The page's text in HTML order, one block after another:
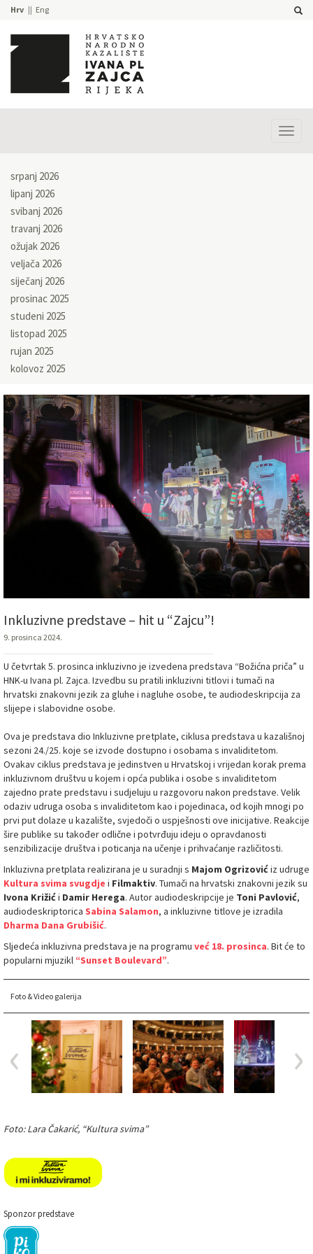
Hrv Eng
srpanj 2026
lipanj 2026
svibanj 2026
travanj 2026
ožujak 2026
veljača 2026
siječanj 2026
prosinac 2025
studeni 2025
listopad 2025
rujan 2025
kolovoz 2025
Inkluzivne predstave – hit u “Zajcu”!
9. prosinca 2024.
U četvrtak 5. prosinca inkluzivno je izvedena predstava “Božićna priča” u
HNK-u Ivana pl. Zajca. Izvedbu su pratili inkluzivni titlovi i tumači na
hrvatski znakovni jezik za gluhe i nagluhe osobe, te audiodeskripcija za
slijepe i slabovidne osobe.
Ova je predstava dio Inkluzivne pretplate, ciklusa predstava u kazališnoj
sezoni 24./25. koje se izvode dostupno i osobama s invaliditetom.
Ovakav ciklus predstava je jedinstven u Hrvatskoj i vrijedan korak prema
inkluzivnom društvu u kojem i opća publika i osobe s invaliditetom
zajedno prate predstavu i sudjeluju u razgovoru nakon predstave. Velik
odaziv udruga osoba s invaliditetom kao i pojedinaca, od kojih mnogi po
prvi put dolaze u kazalište, svjedoči o uspješnosti ove inicijative. Reakcije
šire publike su također odlične i potvrđuju ideju o opravdanosti
senzibilizacije društva i poticanja na učenje i prihvaćanje različitosti.
Inkluzivna pretplata realizirana je u suradnji s Majom Ogrizovićiz udruge
Kultura svima svugdje i Filmaktiv. Tumači na hrvatski znakovni jezik su
Ivona Križići Damir Herega. Autor audiodeskripcije je Toni Pavlović,
audiodeskriptorica Sabina Salamon, a inkluzivne titlove je izradila
Dharma Dana Grubišić.
Sljedeća inkluzivna predstava je na programu već 18. prosinca. Bit će to
popularni mjuzikl “Sunset Boulevard”.
Foto & Video galerija
Foto: Lara Čakarić, “Kultura svima”
Sponzor predstave